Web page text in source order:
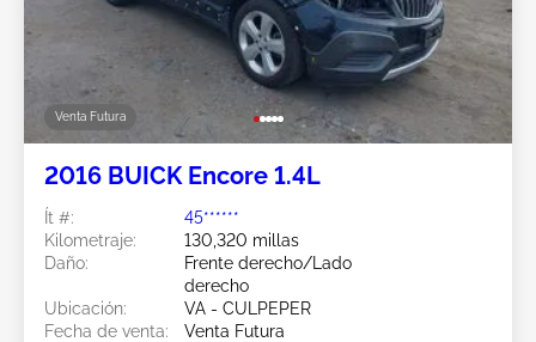
Venta Futura
2016 BUICK Encore 1.4L
Ít #:
45******
Kilometraje:
130,320 millas
Daño:
Frente derecho/Lado
derecho
Ubicación:
VA - CULPEPER
Fecha de venta:
Venta Futura